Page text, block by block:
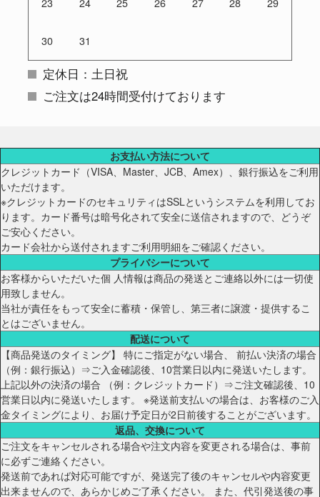
30 31
定休日：土日祝
ご注文は24時間受付けております
お支払い方法について
クレジットカード（VISA、Master、JCB、Amex）、銀行振込をご利用
いただけます。
※クレジットカードのセキュリティはSSLというシステムを利用してお
ります。カード番号は暗号化されて安全に送信されますので、どうぞ
ご安心ください。
カード会社から送付されますご利用明細をご確認ください。
プライバシーについて
お客様からいただいた個 人情報は商品の発送とご連絡以外には一切使
用致しません。
当社が責任をもって安全に蓄積・保管し、第三者に譲渡・提供するこ
とはございません。
配送について
【商品発送のタイミング】 特にご指定がない場合、 前払い決済の場合
（例：銀行振込）⇒ご入金確認後、10営業日以内に発送いたします。
上記以外の決済の場合 （例：クレジットカード）⇒ご注文確認後、10
営業日以内に発送いたします。 ※発送前支払いの場合は、お客様のご入
金タイミングにより、お届け予定日が2日前後することがございます。
返品、交換について
ご注文をキャンセルされる場合や注文内容を変更される場合は、事前
に必ずご連絡ください。
発送前であれば対応可能ですが、発送完了後のキャンセルや内容変更
出来ませんので、あらかじめご了承ください。 また、代引発送後の事